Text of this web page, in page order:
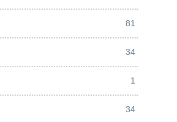
81
34
1
34